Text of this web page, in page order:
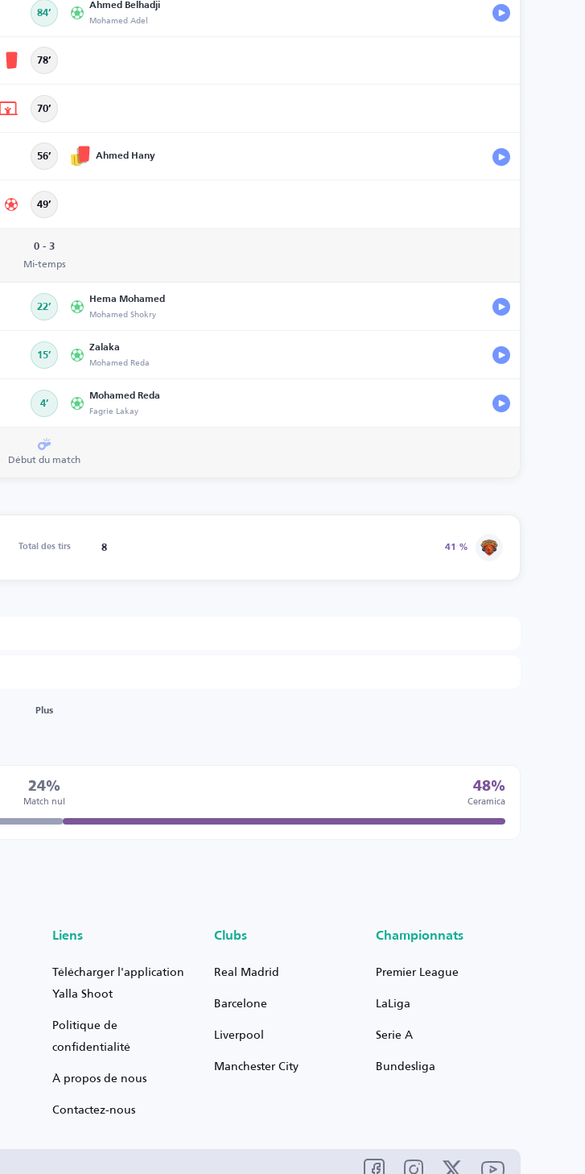
84’
Ahmed Belhadji
Mohamed Adel
78’
70’
56’ Ahmed Hany
49’
0 - 3
Mi-temps
22’
Hema Mohamed
Mohamed Shokry
15’
Zalaka
Mohamed Reda
4’
Mohamed Reda
Fagrie Lakay
Début du match
Total des tirs 8 41 %
Plus
24%
Match nul
48%
Ceramica
Liens
Télécharger l'application
Yalla Shoot
Politique de
confidentialité
À propos de nous
Contactez-nous
Clubs
Real Madrid
Barcelone
Liverpool
Manchester City
Championnats
Premier League
LaLiga
Serie A
Bundesliga